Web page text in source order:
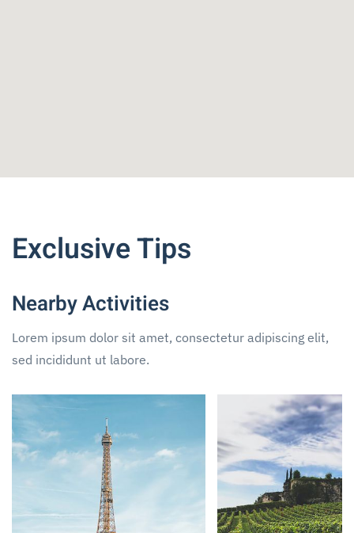
Exclusive Tips
Nearby Activities
Lorem ipsum dolor sit amet, consectetur adipiscing elit,
sed incididunt ut labore.